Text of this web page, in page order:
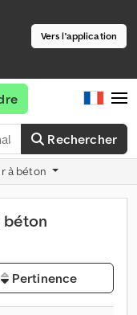
Vers l'application
Rechercher
à béton
béton
Pertinence